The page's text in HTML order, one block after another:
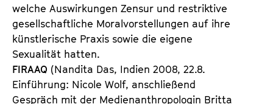
welche Auswirkungen Zensur und restriktive
gesellschaftliche Moralvorstellungen auf ihre
künstlerische Praxis sowie die eigene
Sexualität hatten.
FIRAAQ (Nandita Das, Indien 2008, 22.8.
Einführung: Nicole Wolf, anschließend
Gespräch mit der Medienanthropologin Britta